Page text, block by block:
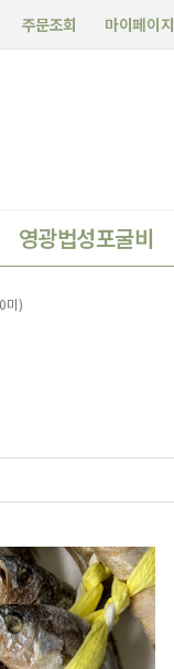
주문조회 마이페이지
영광법성포굴비
미)